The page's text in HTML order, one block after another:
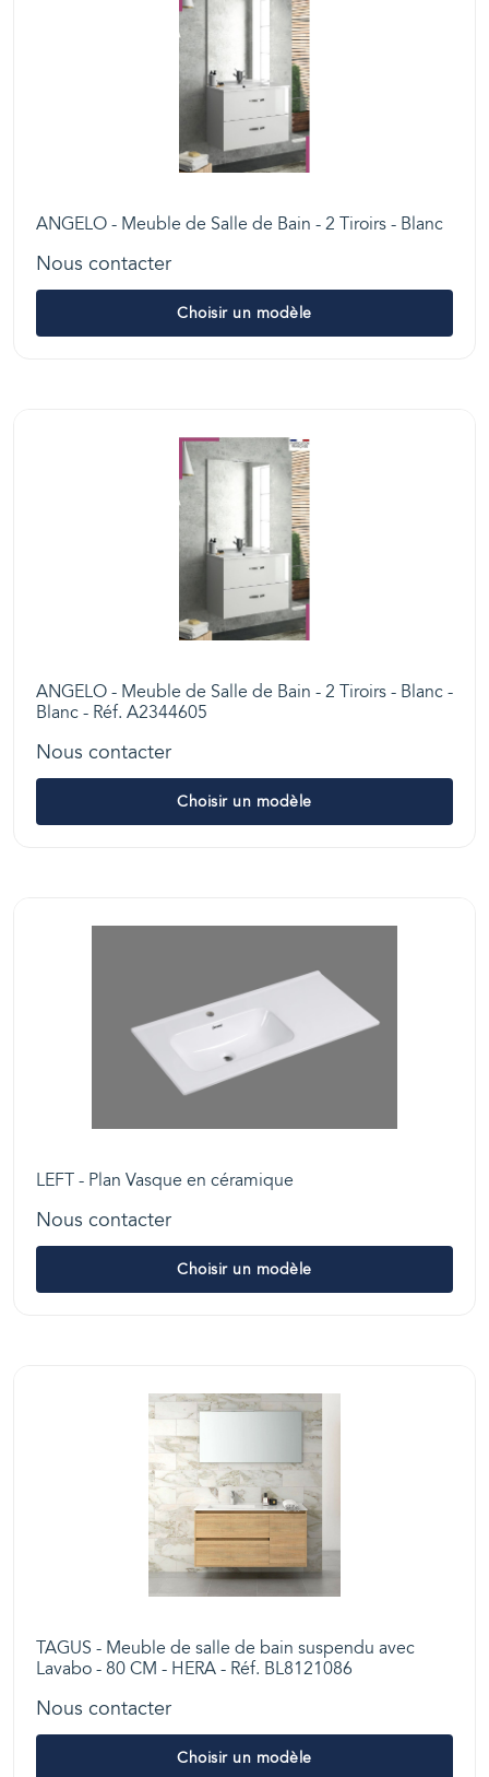
ANGELO - Meuble de Salle de Bain - 2 Tiroirs - Blanc
Nous contacter
Choisir un modèle
ANGELO - Meuble de Salle de Bain - 2 Tiroirs - Blanc -
Blanc - Réf. A2344605
Nous contacter
Choisir un modèle
LEFT - Plan Vasque en céramique
Nous contacter
Choisir un modèle
TAGUS - Meuble de salle de bain suspendu avec
Lavabo - 80 CM - HERA - Réf. BL8121086
Nous contacter
Choisir un modèle